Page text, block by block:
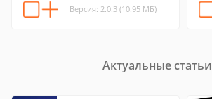
Версия: 2.0.3 (10.95 МБ)
Актуальные статьи